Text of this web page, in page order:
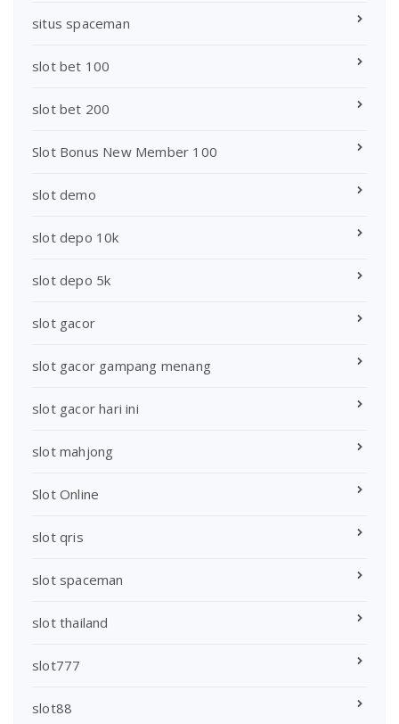
situs spaceman
slot bet 100
slot bet 200
Slot Bonus New Member 100
slot demo
slot depo 10k
slot depo 5k
slot gacor
slot gacor gampang menang
slot gacor hari ini
slot mahjong
Slot Online
slot qris
slot spaceman
slot thailand
slot777
slot88